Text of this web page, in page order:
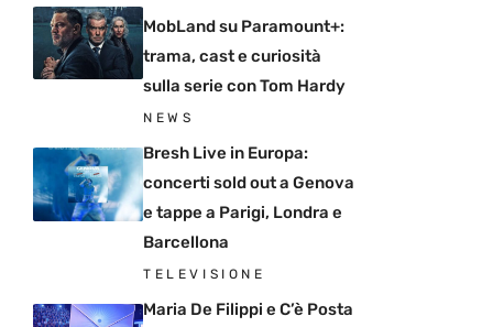
MobLand su Paramount+:
trama, cast e curiosità
sulla serie con Tom Hardy
NEWS
Bresh Live in Europa:
concerti sold out a Genova
e tappe a Parigi, Londra e
Barcellona
TELEVISIONE
Maria De Filippi e C’è Posta